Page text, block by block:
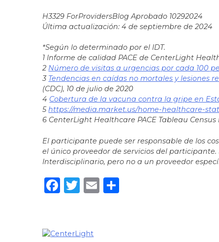
H3329 ForProvidersBlog Aprobado 10292024
Última actualización: 4 de septiembre de 2024
*Según lo determinado por el IDT.
1 Informe de calidad PACE de CenterLight
2 Número de visitas a urgencias por cada 100
3 Tendencias en caídas no mortales y lesiones
(CDC), 10 de julio de 2020
4 Cobertura de la vacuna contra la gripe en
5https://media.market.us/home-healthcare-
6 CenterLight Healthcare PACE Tableau
El participante puede ser responsable de los
el único proveedor de servicios del
Interdisciplinario, pero no a un proveedor
Facebook
Twitter
Email